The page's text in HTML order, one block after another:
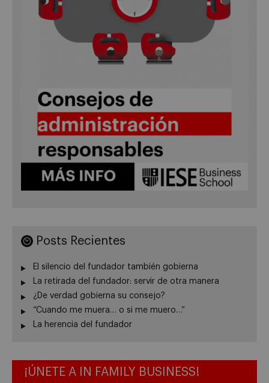
Posts Recientes
El silencio del fundador también gobierna
La retirada del fundador: servir de otra manera
¿De verdad gobierna su consejo?
“Cuando me muera… o si me muero…”
La herencia del fundador
¡ÚNETE A IN FAMILY BUSINESS!